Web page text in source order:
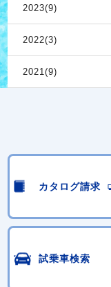
2023(9)
2022(3)
2021(9)
カタログ請求
試乗車検索